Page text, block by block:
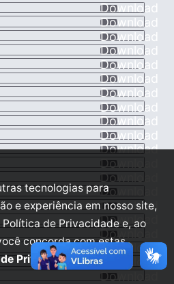
Download
Download
Download
Download
Download
Download
Download
Download
Download
Download
Download
Download
Download
Download
Download
Download
Download
Download
Download
Download
tecnologias para
e experiência em nosso site,
de Privacidade e, ao
concorda com estas
Privacidade.